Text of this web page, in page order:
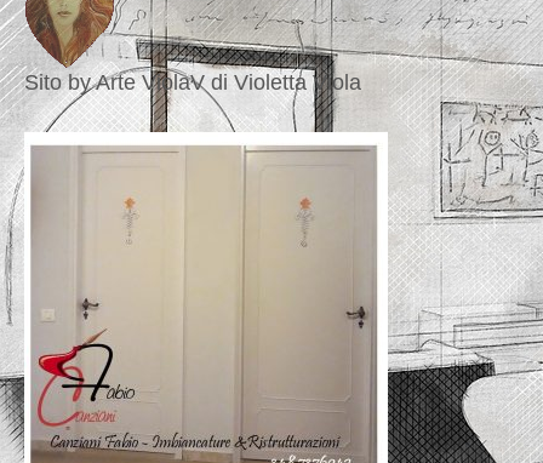
Sito by Arte ViolaV di Violetta Viola